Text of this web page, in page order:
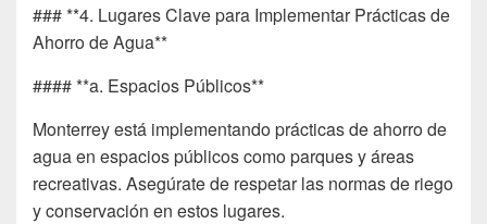
### **4. Lugares Clave para Implementar Prácticas de
Ahorro de Agua**
#### **a. Espacios Públicos**
Monterrey está implementando prácticas de ahorro de
agua en espacios públicos como parques y áreas
recreativas. Asegúrate de respetar las normas de riego
y conservación en estos lugares.